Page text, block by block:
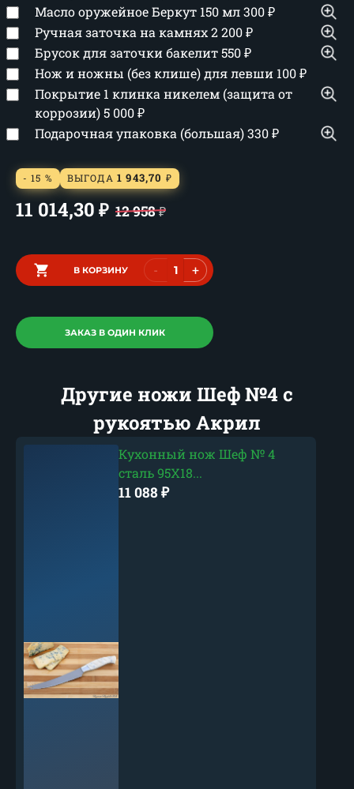
Масло оружейное Беркут 150 мл300₽
Ручная заточка на камнях2 200₽
Брусок для заточки бакелит550₽
Нож и ножны (без клише) для левши 100₽
Покрытие 1 клинка никелем (защита от
коррозии)5 000₽
Подарочная упаковка (большая)330₽
- 15 % ВЫГОДА 1 943,70 ₽
11 014,30 ₽ 12 958₽
В КОРЗИНУ - +
ЗАКАЗ В ОДИН КЛИК
Другие ножи Шеф №4 с
рукоятью Акрил
Кухонный нож Шеф № 4
сталь 95Х18...
11 088 ₽